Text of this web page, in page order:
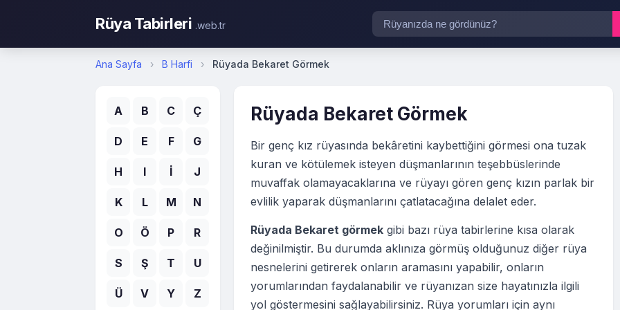
Rüya Tabirleri .web.tr
Ana Sayfa › B Harfi › Rüyada Bekaret Görmek
A B C Ç
D E F G
H I İ J
K L M N
O Ö P R
S Ş T U
Ü V Y Z
Rüyada Bekaret Görmek
Bir genç kız rüyasında bekâretini kaybettiğini görmesi ona tuzak
kuran ve kötülemek isteyen düşmanlarının teşebbüslerinde
muvaffak olamayacaklarına ve rüyayı gören genç kızın parlak bir
evlilik yaparak düşmanlarını çatlatacağına delalet eder.
Rüyada Bekaret görmek gibi bazı rüya tabirlerine kısa olarak
değinilmiştir. Bu durumda aklınıza görmüş olduğunuz diğer rüya
nesnelerini getirerek onların aramasını yapabilir, onların
yorumlarından faydalanabilir ve rüyanızan size hayatınızla ilgili
yol göstermesini sağlayabilirsiniz. Rüya yorumları için aynı